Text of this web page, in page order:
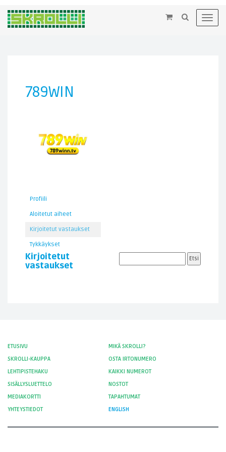
×
789WIN
Profiili
Aloitetut aiheet
Kirjoitetut vastaukset
Tykkäykset
Kirjoitetut
vastaukset
ETUSIVU
MIKÄ SKROLLI?
SKROLLI-KAUPPA
OSTA IRTONUMERO
LEHTIPISTEHAKU
KAIKKI NUMEROT
SISÄLLYSLUETTELO
NOSTOT
MEDIAKORTTI
TAPAHTUMAT
YHTEYSTIEDOT
ENGLISH